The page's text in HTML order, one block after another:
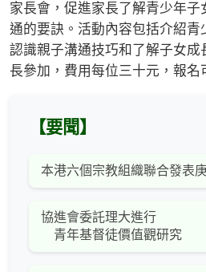
家長會，促進家長了解青少年
通的要訣。活動內容包括介紹青
認識親子溝通技巧和了解子女成
長參加，費用每位三十元，報名
【要聞】
本港六個宗教組織聯合發表
協進會委託理大進行
青年基督徒價值觀研究